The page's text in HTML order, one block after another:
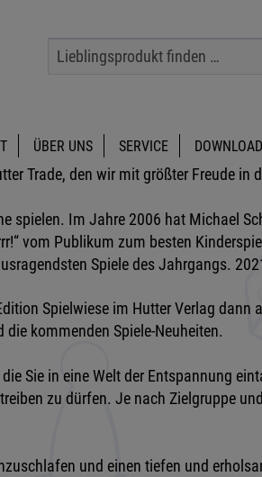
ÜBER UNS SERVICE
Trade, den wir mit größter Freude
spielen. Im Jahre 2006 hat Michael
vom Publikum zum besten
Spiele des Jahrgangs.
Spielwiese im Hutter Verlag
kommenden Spiele-Neuheiten.
Sie in eine Welt der Entspannung
zu dürfen. Je nach Zielgruppe
und einen tiefen und